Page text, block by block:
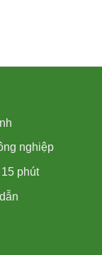
nghiệp
phút